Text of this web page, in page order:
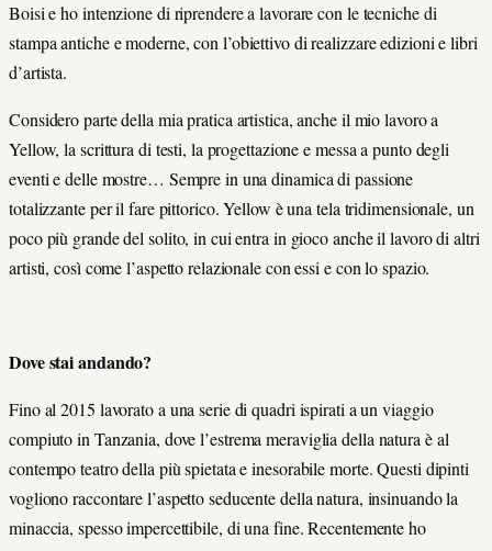
Boisi e ho intenzione di riprendere a lavorare con le tecniche di
stampa antiche e moderne, con l’obiettivo di realizzare edizioni e libri
d’artista.
Considero parte della mia pratica artistica, anche il mio lavoro a
Yellow, la scrittura di testi, la progettazione e messa a punto degli
eventi e delle mostre… Sempre in una dinamica di passione
totalizzante per il fare pittorico. Yellow è una tela tridimensionale, un
poco più grande del solito, in cui entra in gioco anche il lavoro di altri
artisti, così come l’aspetto relazionale con essi e con lo spazio.
Dove stai andando?
Fino al 2015 lavorato a una serie di quadri ispirati a un viaggio
compiuto in Tanzania, dove l’estrema meraviglia della natura è al
contempo teatro della più spietata e inesorabile morte. Questi dipinti
vogliono raccontare l’aspetto seducente della natura, insinuando la
minaccia, spesso impercettibile, di una fine. Recentemente ho